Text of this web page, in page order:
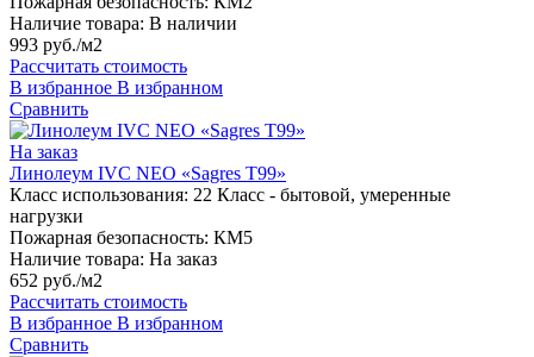
Наличие товара: В наличии
993 руб./м2
Рассчитать стоимость
В избранное В избранном
Сравнить
На заказ
Линолеум IVC NEO «Sagres T99»
Класс использования: 22 Класс - бытовой, умеренные
нагрузки
Пожарная безопасность: КМ5
Наличие товара: На заказ
652 руб./м2
Рассчитать стоимость
В избранное В избранном
Сравнить